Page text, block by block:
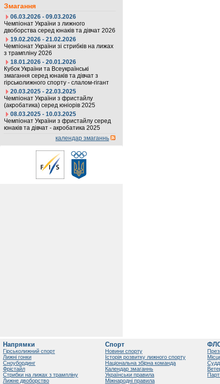
Змагання
06.03.2026 - 09.03.2026
Чемпіонат України з лижного
двоборства серед юнаків та дівчат 2026
19.02.2026 - 21.02.2026
Чемпіонат України зі стрибків на лижах
з трампліну 2026
18.01.2026 - 20.01.2026
Кубок України та Всеукраїнські
змагання серед юнаків та дівчат з
гірськолижного спорту - слалом-гігант
20.03.2025 - 22.03.2025
Чемпіонат України з фристайлу
(акробатика) серед юніорів 2025
08.03.2025 - 10.03.2025
Чемпіонат України з фристайлу серед
юнаків та дівчат - акробатика 2025
календар змаганнь
Напрямки
Гірськолижний спорт
Лижні гонки
Сноубординг
Фрістайл
Стрибки на лижах з трампліну
Лижне двоборство
Спорт
Новини спорту
Історія розвитку лижного спорту
Національна збірна команда
Календар змаганнь
Українськи правила
Міжнародні правила